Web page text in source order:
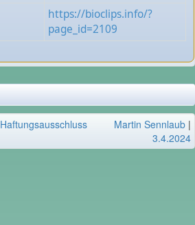
https://bioclips.info/?
page_id=2109
Haftungsausschluss Martin Sennlaub |
3.4.2024